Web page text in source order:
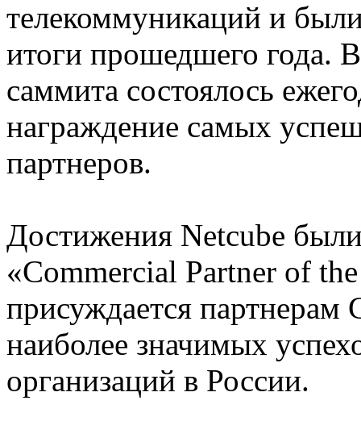
телекоммуникаций и
итоги прошедшего года.
cаммита состоялось
награждение самых
партнеров.
Достижения Netcube
«Commercial Partner of
присуждается партнерам
наиболее значимых
организаций в России.